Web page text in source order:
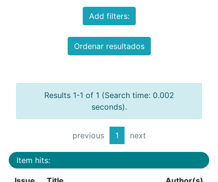
Add filters:
Ordenar resultados
Results 1-1 of 1 (Search time: 0.002
seconds).
previous 1 next
Item hits: